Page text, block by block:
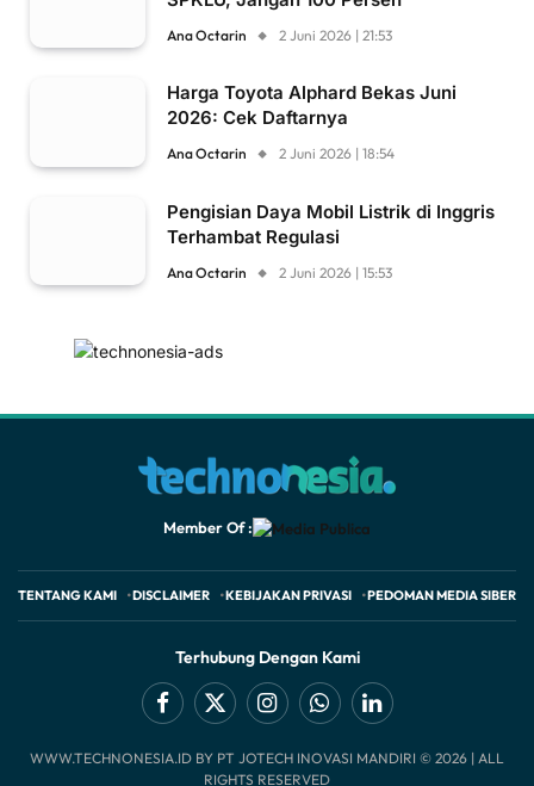
Ana Octarin 2 Juni 2026 | 21:53
Harga Toyota Alphard Bekas Juni
2026: Cek Daftarnya
Ana Octarin 2 Juni 2026 | 18:54
Pengisian Daya Mobil Listrik di Inggris
Terhambat Regulasi
Ana Octarin 2 Juni 2026 | 15:53
Member Of :
TENTANG KAMI DISCLAIMER KEBIJAKAN PRIVASI PEDOMAN MEDIA SIBER
Terhubung Dengan Kami
Facebook
X
(Twitter)
InstagramWhatsAppLinkedIn
WWW.TECHNONESIA.ID BY PT JOTECH INOVASI MANDIRI © 2026 | ALL
RIGHTS RESERVED